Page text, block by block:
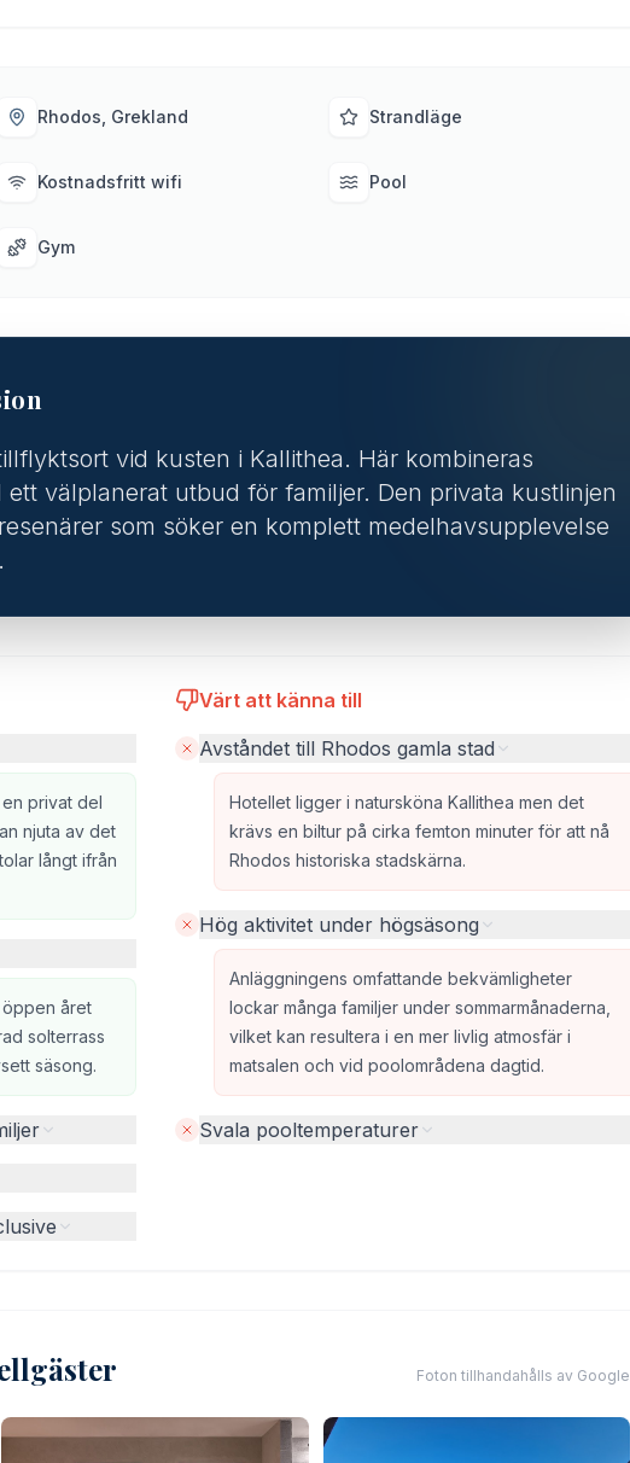
Rhodos, Grekland Strandläge
Kostnadsfritt wifi Pool
Gym
vid kusten i Kallithea. Här kombineras
välplanerat utbud för familjer. Den privata kustlinjen
som söker en komplett medelhavsupplevelse
privat del
njuta av det
långt ifrån
öppen året
solterrass
säsong.
Värt att känna till
Avståndet till Rhodos gamla stad
Hotellet ligger i natursköna Kallithea men det
krävs en biltur på cirka femton minuter för att nå
Rhodos historiska stadskärna.
Hög aktivitet under högsäsong
Anläggningens omfattande bekvämligheter
lockar många familjer under sommarmånaderna,
vilket kan resultera i en mer livlig atmosfär i
matsalen och vid poolområdena dagtid.
Svala pooltemperaturer
Foton tillhandahålls av Google